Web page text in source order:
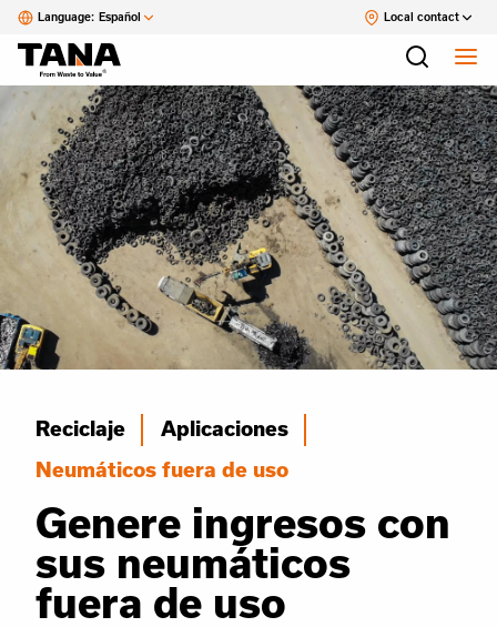
Language: Español Local contact
Reciclaje
Aplicaciones
Neumáticos fuera de uso
Genere ingresos con
sus neumáticos
fuera de uso